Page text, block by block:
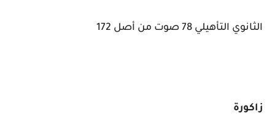
الثانوي التأهيلي 78 صوت من أصل 172
زاكورة